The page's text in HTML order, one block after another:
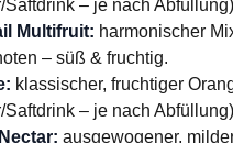
Saftdrink – je nach
Multifruit: harmonischer
– süß & fruchtig.
klassischer, fruchtiger
Saftdrink – je nach
ausgewogener,